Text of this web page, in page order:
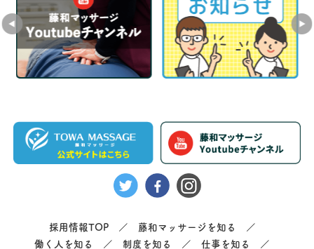
採用情報TOP
藤和マッサージを知る
働く人を知る
制度を知る 仕事を知る